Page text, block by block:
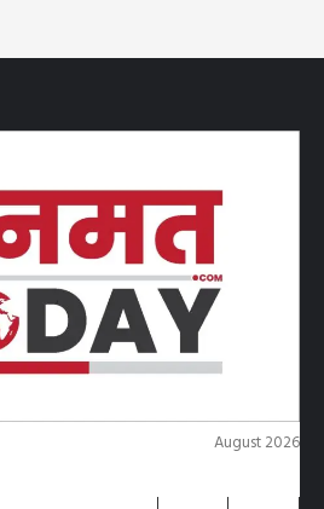
August 2026